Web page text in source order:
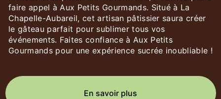
faire appel à Aux Petits Gourmands. Situé à La
Chapelle-Aubareil, cet artisan pâtissier saura créer
le gâteau parfait pour sublimer tous vos
événements. Faites confiance à Aux Petits
Gourmands pour une expérience sucrée inoubliable !
En savoir plus